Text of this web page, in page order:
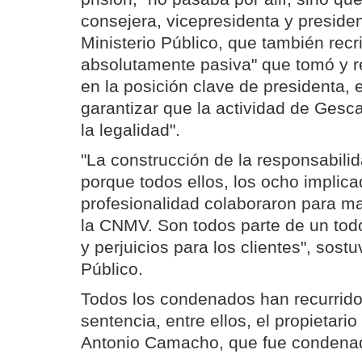
consejera, vicepresidenta y
Ministerio Público, que también
absolutamente pasiva" que tomó y
en la posición clave de presidenta,
garantizar que la actividad de
la legalidad".
"La construcción de la
porque todos ellos, los ocho
profesionalidad colaboraron para
la CNMV. Son todos parte de un
y perjuicios para los clientes",
Público.
Todos los condenados han
sentencia, entre ellos, el
Antonio Camacho, que fue